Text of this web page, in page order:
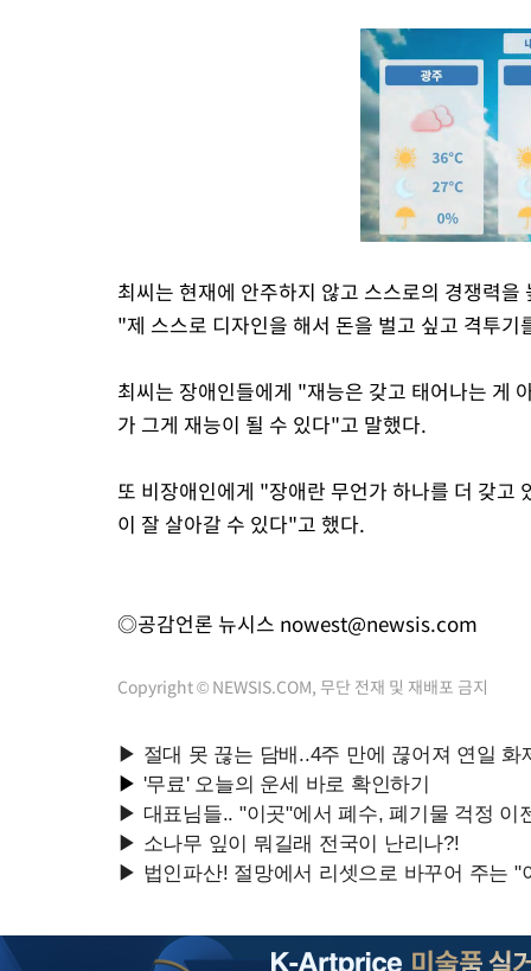
최씨는 현재에 안주하지 않고 스스로의 경쟁력
"제 스스로 디자인을 해서 돈을 벌고 싶고 격투
최씨는 장애인들에게 "재능은 갖고 태어나는 게
가 그게 재능이 될 수 있다"고 말했다.
또 비장애인에게 "장애란 무언가 하나를 더 갖
이 잘 살아갈 수 있다"고 했다.
◎공감언론 뉴시스 nowest@newsis.com
Copyright © NEWSIS.COM, 무단 전재 및 재배포 금지